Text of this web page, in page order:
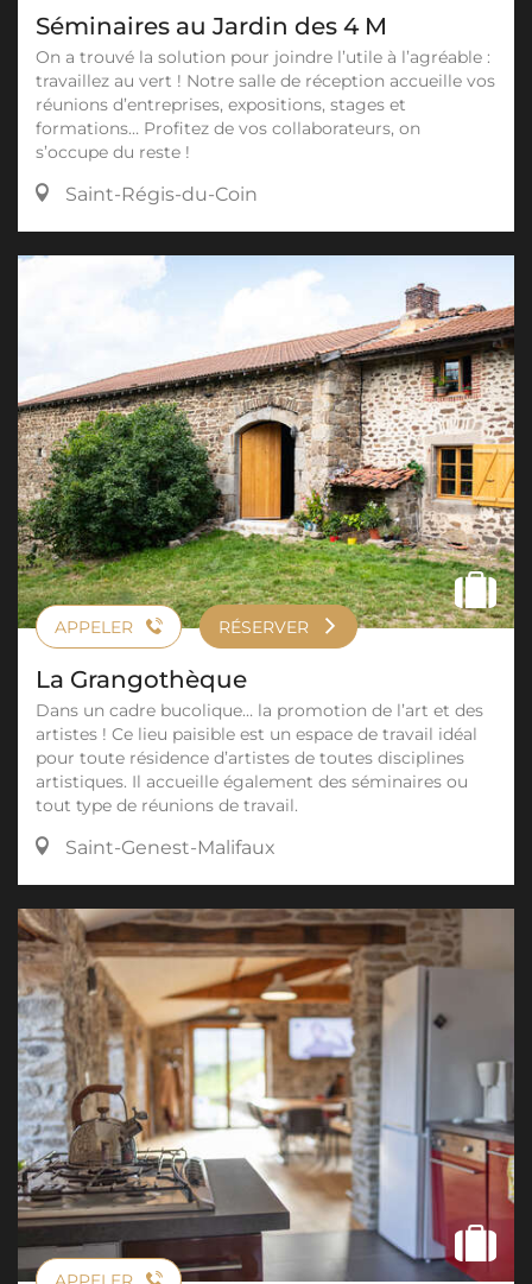
Séminaires au Jardin des 4 M
On a trouvé la solution pour joindre l’utile à l’agréable :
travaillez au vert ! Notre salle de réception accueille vos
réunions d’entreprises, expositions, stages et
formations… Profitez de vos collaborateurs, on
s’occupe du reste !
Saint-Régis-du-Coin
APPELER RÉSERVER
La Grangothèque
Dans un cadre bucolique… la promotion de l’art et des
artistes ! Ce lieu paisible est un espace de travail idéal
pour toute résidence d’artistes de toutes disciplines
artistiques. Il accueille également des séminaires ou
tout type de réunions de travail.
Saint-Genest-Malifaux